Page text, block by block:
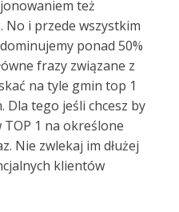
też
No i przede wszystkim
ponad 50%
frazy związane z
na tyle gmin top 1
Dla tego jeśli chcesz by
TOP 1 na określone
Nie zwlekaj im dłużej
klientów